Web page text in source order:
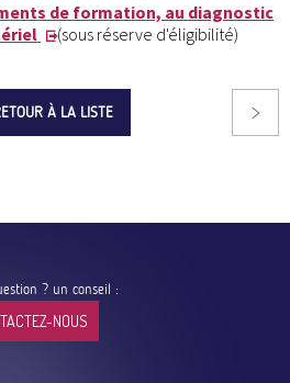
de formation, au diagnostic
(sous réserve d'éligibilité)
À LA LISTE
? un conseil :
NOUS